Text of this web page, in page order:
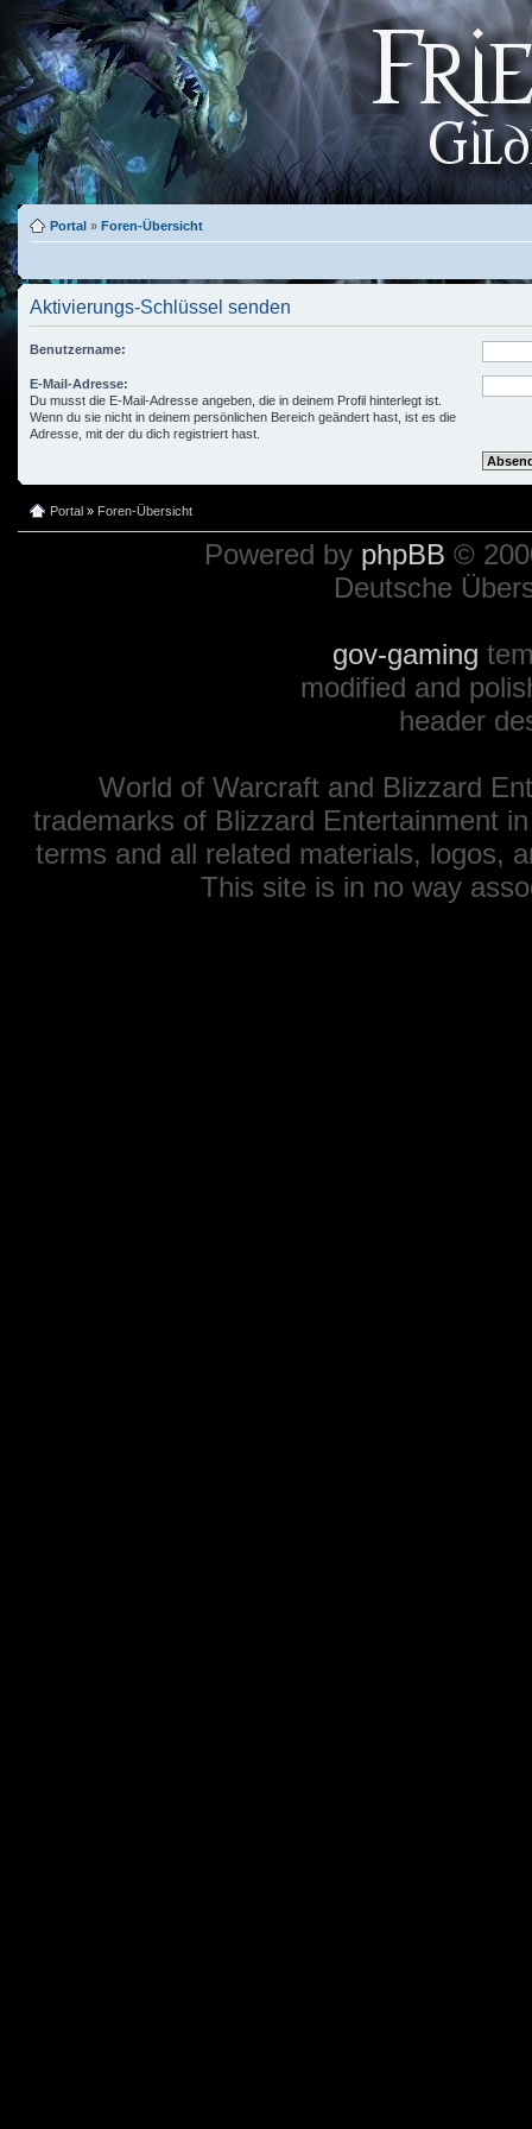
Portal » Foren-Übersicht
Aktivierungs-Schlüssel senden
Benutzername:
E-Mail-Adresse:
Du musst die E-Mail-Adresse angeben, die in deinem Profil hinterlegt ist.
Wenn du sie nicht in deinem persönlichen Bereich geändert hast, ist es die
Adresse, mit der du dich registriert hast.
Portal » Foren-Übersicht
Powered by phpBB ©
Deutsche
gov-gaming
modified and
header
World of Warcraft and Blizzard
trademarks of Blizzard Entertainment
terms and all related materials, logos,
This site is in no way